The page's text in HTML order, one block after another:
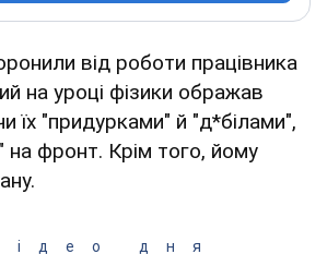
від роботи працівника
на уроці фізики ображав
їх "придурками" й "д*білами",
на фронт. Крім того, йому
дня